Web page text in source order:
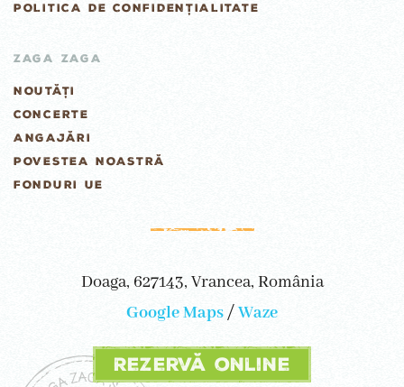
POLITICA DE CONFIDENȚIALITATE
ZAGA ZAGA
NOUTĂȚI
CONCERTE
ANGAJĂRI
POVESTEA NOASTRĂ
FONDURI UE
Doaga, 627143, Vrancea, România
Google Maps/Waze
Rezervă online